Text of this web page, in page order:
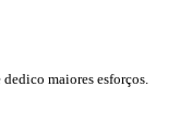
maiores esforços.